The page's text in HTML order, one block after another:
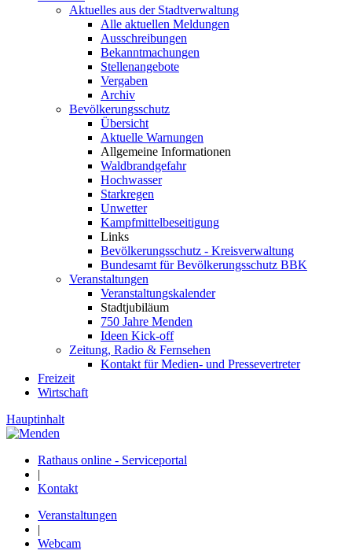
Aktuelles aus der Stadtverwaltung
Alle aktuellen Meldungen
Ausschreibungen
Bekanntmachungen
Stellenangebote
Vergaben
Archiv
Bevölkerungsschutz
Übersicht
Aktuelle Warnungen
Allgemeine Informationen
Waldbrandgefahr
Hochwasser
Starkregen
Unwetter
Kampfmittelbeseitigung
Links
Bevölkerungsschutz - Kreisverwaltung
Bundesamt für Bevölkerungsschutz BBK
Veranstaltungen
Veranstaltungskalender
Stadtjubiläum
750 Jahre Menden
Ideen Kick-off
Zeitung, Radio & Fernsehen
Kontakt für Medien- und Pressevertreter
Freizeit
Wirtschaft
Hauptinhalt
Rathaus online - Serviceportal
|
Kontakt
Veranstaltungen
|
Webcam